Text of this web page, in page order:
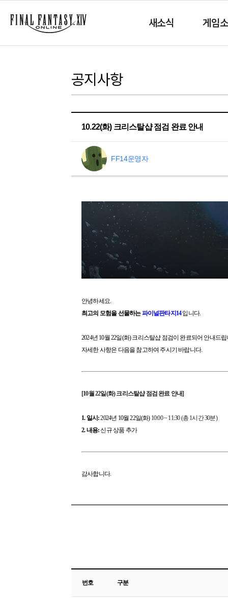
새소식 게임
공지사항
10.22(화) 크리스탈샵 점검 완료 안내
FF14운영자
안녕하세요.
최고의 모험을 선물하는파이널판타지14입니다.
2024년 10월 22일(화)크리스탈샵 점검이 완료되어 안내드립
자세한 사항은 다음을 참고하여 주시기 바랍니다.
[10월 22일(화) 크리스탈샵 점검 완료 안내]
1. 일시:2024년 10월 22일(화) 10:00 ~ 11:30 (총 1시간 30분)
2. 내용:신규 상품 추가
감사합니다.
번호 구분